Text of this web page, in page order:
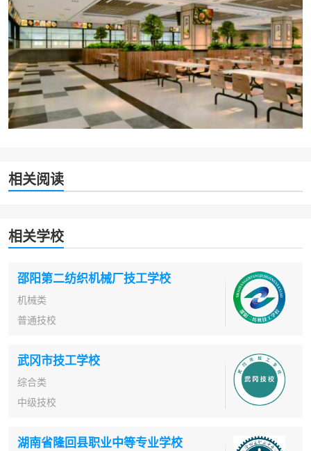
相关阅读
相关学校
邵阳第二纺织机械厂技工学校
机械类
普通技校
武冈市技工学校
综合类
中级技校
湖南省隆回县职业中等专业学校